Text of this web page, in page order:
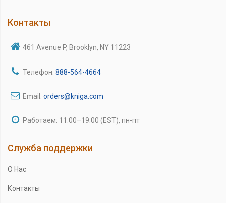
Контакты
461 Avenue P, Brooklyn, NY 11223
Телефон: 888-564-4664
Email: orders@kniga.com
Работаем: 11:00–19:00 (EST), пн-пт
Служба поддержки
О Нас
Контакты